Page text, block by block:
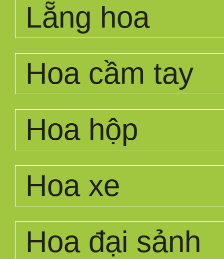
Lẵng hoa
Hoa cầm tay
Hoa hộp
Hoa xe
Hoa đại sảnh